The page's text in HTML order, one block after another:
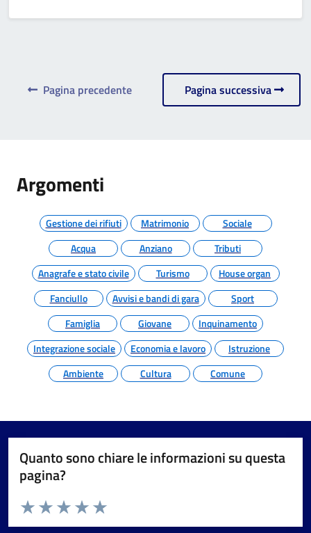
Pagina precedente Pagina successiva
Argomenti
Gestione dei rifiuti Matrimonio
Sociale
Acqua
Anziano
Tributi
Anagrafe e stato civile
Turismo
House organ
Fanciullo
Avvisi e bandi di gara
Sport
Famiglia
Giovane
Inquinamento
Integrazione sociale
Economia e lavoro
Istruzione
Ambiente
Cultura Comune
Quanto sono chiare le informazioni su questa
pagina?
Valuta da 1 a 5 stelle la pagina
Valuta 5 stelle su 5
Valuta 4 stelle su 5
Valuta 3 stelle su 5
Valuta 2 stelle su 5
Valuta 1 stelle su 5